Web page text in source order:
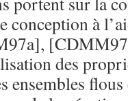
conception à
des
ensembles